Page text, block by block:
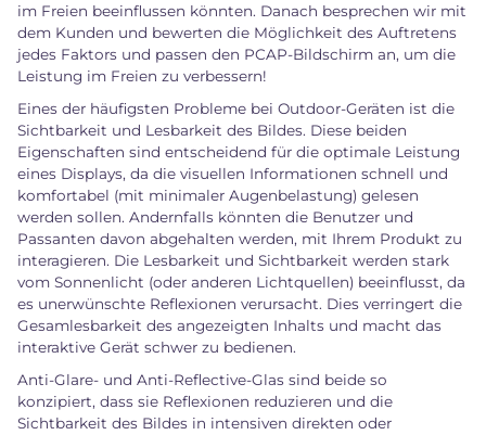
im Freien beeinflussen könnten. Danach besprechen wir mit
dem Kunden und bewerten die Möglichkeit des Auftretens
jedes Faktors und passen den PCAP-Bildschirm an, um die
Leistung im Freien zu verbessern!
Eines der häufigsten Probleme bei Outdoor-Geräten ist die
Sichtbarkeit und Lesbarkeit des Bildes. Diese beiden
Eigenschaften sind entscheidend für die optimale Leistung
eines Displays, da die visuellen Informationen schnell und
komfortabel (mit minimaler Augenbelastung) gelesen
werden sollen. Andernfalls könnten die Benutzer und
Passanten davon abgehalten werden, mit Ihrem Produkt zu
interagieren. Die Lesbarkeit und Sichtbarkeit werden stark
vom Sonnenlicht (oder anderen Lichtquellen) beeinflusst, da
es unerwünschte Reflexionen verursacht. Dies verringert die
Gesamlesbarkeit des angezeigten Inhalts und macht das
interaktive Gerät schwer zu bedienen.
Anti-Glare- und Anti-Reflective-Glas sind beide so
konzipiert, dass sie Reflexionen reduzieren und die
Sichtbarkeit des Bildes in intensiven direkten oder